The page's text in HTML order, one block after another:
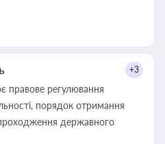
+3
правове регулювання
порядок отримання
державного